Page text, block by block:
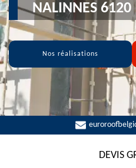
NALINNES 6120
Nos réalisations
DEVIS